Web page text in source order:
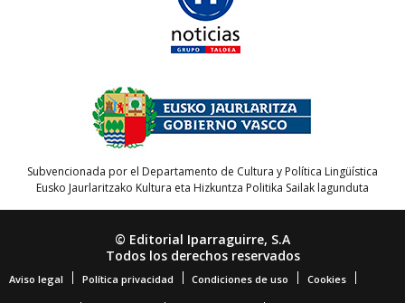
Subvencionada por el Departamento de Cultura y Política Lingüística
Eusko Jaurlaritzako Kultura eta Hizkuntza Politika Sailak lagunduta
© Editorial Iparraguirre, S.A
Todos los derechos reservados
Aviso legal Política privacidad Condiciones de uso Cookies